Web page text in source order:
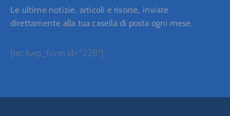
Le ultime notizie, articoli e risorse, inviate
direttamente alla tua casella di posta ogni mese.
[mc4wp_form id="228"]